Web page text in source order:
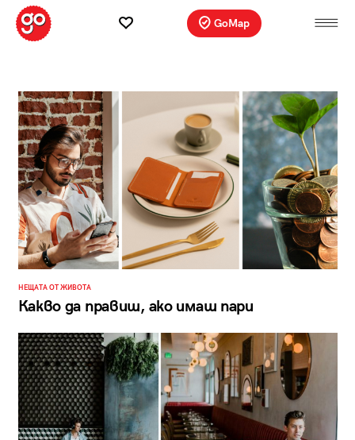
GoMap
НЕЩАТА ОТ ЖИВОТА
Какво да правиш, ако имаш пари